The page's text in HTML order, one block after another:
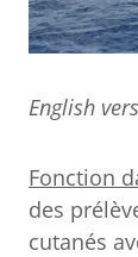
English
Fonction
des
cutanés